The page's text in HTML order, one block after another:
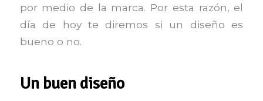
por medio de la marca. Por esta razón, el
día de hoy te diremos si un diseño es
bueno o no.
Un buen diseño